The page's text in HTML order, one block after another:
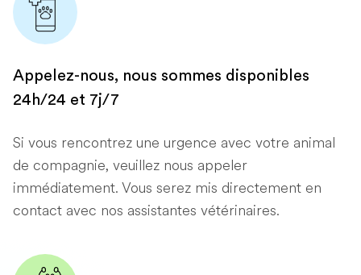
Appelez-nous, nous sommes disponibles
24h/24 et 7j/7
Si vous rencontrez une urgence avec votre animal
de compagnie, veuillez nous appeler
immédiatement. Vous serez mis directement en
contact avec nos assistantes vétérinaires.